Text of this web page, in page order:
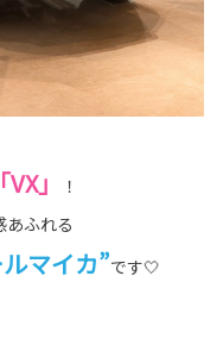
」
！
あふれる
マイカ”です🤍